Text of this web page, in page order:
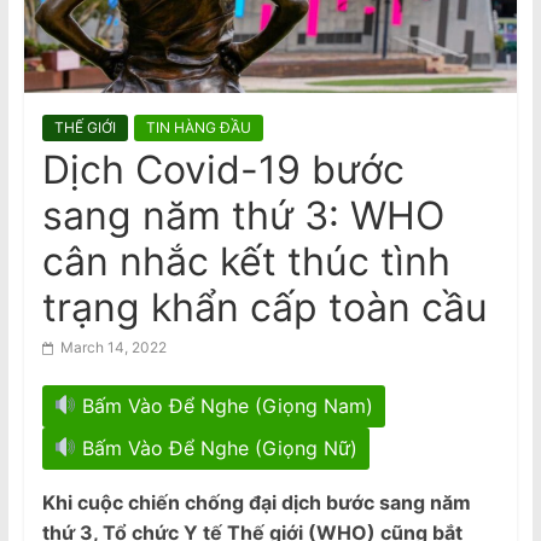
a
m
s
e
N
w
s
p
p
e
r
trên ngăn phía trên, chỉ miễn phí túi
nhỏ đặt dưới ghế
THẾ GIỚI TIN HÀNG ĐẦU
Dịch Covid-19 bước
sang năm thứ 3: WHO
cân nhắc kết thúc tình
trạng khẩn cấp toàn cầu
March 14, 2022
Bấm Vào Để Nghe (Giọng Nam)
Bấm Vào Để Nghe (Giọng Nữ)
Khi cuộc chiến chống đại dịch bước sang năm
thứ 3, Tổ chức Y tế Thế giới (WHO) cũng bắt